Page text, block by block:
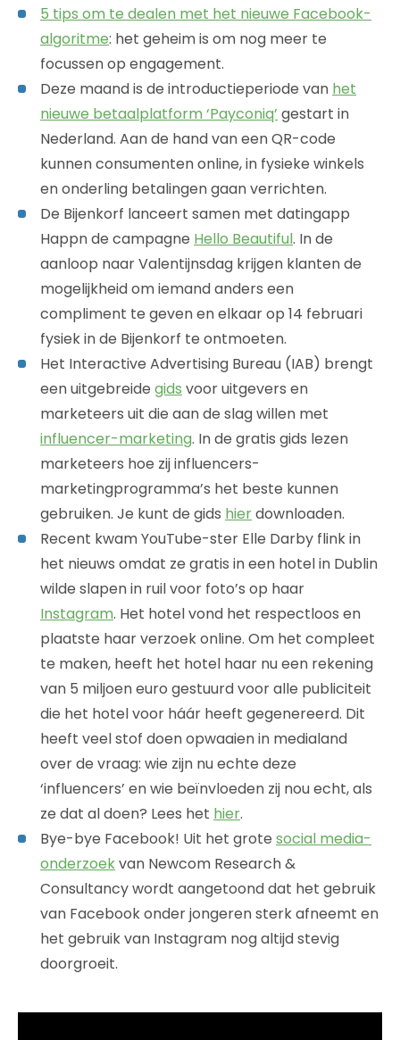
5 tips om te dealen met het nieuwe Facebook-
algoritme: het geheim is om nog meer te
focussen op engagement.
Deze maand is de introductieperiode van het
nieuwe betaalplatform ‘Payconiq’ gestart in
Nederland. Aan de hand van een QR-code
kunnen consumenten online, in fysieke winkels
en onderling betalingen gaan verrichten.
De Bijenkorf lanceert samen met datingapp
Happn de campagne Hello Beautiful. In de
aanloop naar Valentijnsdag krijgen klanten de
mogelijkheid om iemand anders een
compliment te geven en elkaar op 14 februari
fysiek in de Bijenkorf te ontmoeten.
Het Interactive Advertising Bureau (IAB) brengt
een uitgebreide gids voor uitgevers en
marketeers uit die aan de slag willen met
influencer-marketing. In de gratis gids lezen
marketeers hoe zij influencers-
marketingprogramma’s het beste kunnen
gebruiken. Je kunt de gids hierdownloaden.
Recent kwam YouTube-ster Elle Darby flink in
het nieuws omdat ze gratis in een hotel in Dublin
wilde slapen in ruil voor foto’s op haar
Instagram. Het hotel vond het respectloos en
plaatste haar verzoek online. Om het compleet
te maken, heeft het hotel haar nu een rekening
van 5 miljoen euro gestuurd voor alle publiciteit
die het hotel voor háár heeft gegenereerd. Dit
heeft veel stof doen opwaaien in medialand
over de vraag: wie zijn nu echte deze
‘influencers’ en wie beïnvloeden zij nou echt, als
ze dat al doen? Lees het hier.
Bye-bye Facebook! Uit het grote social media-
onderzoekvan Newcom Research &
Consultancy wordt aangetoond dat het gebruik
van Facebook onder jongeren sterk afneemt en
het gebruik van Instagram nog altijd stevig
doorgroeit.